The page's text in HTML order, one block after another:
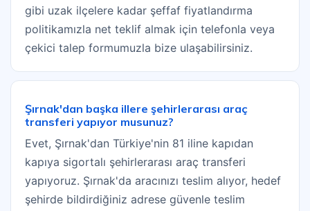
gibi uzak ilçelere kadar şeffaf fiyatlandırma
politikamızla net teklif almak için telefonla veya
çekici talep formumuzla bize ulaşabilirsiniz.
Şırnak'dan başka illere şehirlerarası araç
transferi yapıyor musunuz?
Evet, Şırnak'dan Türkiye'nin 81 iline kapıdan
kapıya sigortalı şehirlerarası araç transferi
yapıyoruz. Şırnak'da aracınızı teslim alıyor, hedef
şehirde bildirdiğiniz adrese güvenle teslim